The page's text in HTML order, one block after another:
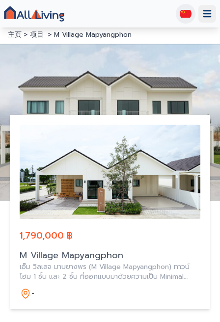
主页
项目 M Village Mapyangphon
1,790,000 ฿
M Village Mapyangphon
เอ็ม วิลเลจ มาบยางพร (M Village Mapyangphon) ทาวน์
โฮม 1 ชั้น และ 2 ชั้น ที่ออกแบบมาด้วยความเป็น Minimal
Design และฟังก์ชันแบบใหม่ ใกล้นิคมอีสเทิร์นซีบอร์ด​ ระยอง
และอมตะโซนจีน
-